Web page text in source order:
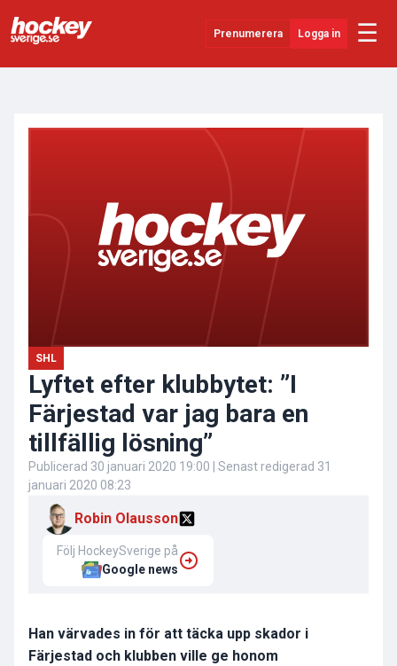
Prenumerera Logga in ☰
SHL
Lyftet efter klubbytet: ”I
Färjestad var jag bara en
tillfällig lösning”
Publicerad 30 januari 2020 19:00 | Senast redigerad 31
januari 2020 08:23
Robin Olausson
Följ HockeySverige på
Google news
Han värvades in för att täcka upp skador i
Färjestad och klubben ville ge honom